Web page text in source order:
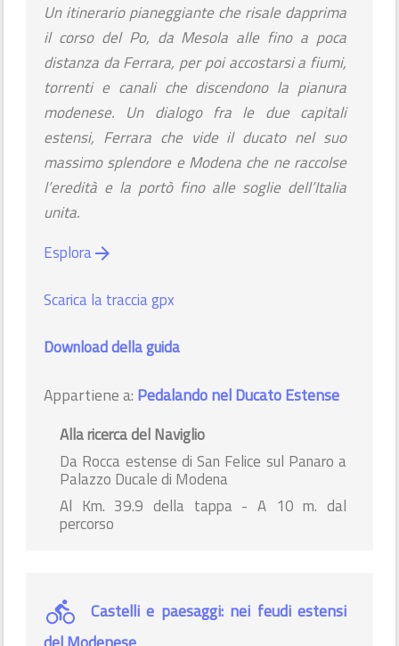
Un itinerario pianeggiante che risale dapprima
il corso del Po, da Mesola alle fino a poca
distanza da Ferrara, per poi accostarsi a fiumi,
torrenti e canali che discendono la pianura
modenese. Un dialogo fra le due capitali
estensi, Ferrara che vide il ducato nel suo
massimo splendore e Modena che ne raccolse
l’eredità e la portò fino alle soglie dell’Italia
unita.
Esploraarrow_forward
Scarica la traccia gpx
Download della guida
Appartiene a: Pedalando nel Ducato Estense
Alla ricerca del Naviglio
Da Rocca estense di San Felice sul Panaro a
Palazzo Ducale di Modena
Al Km. 39.9 della tappa - A 10 m. dal
percorso
Castelli e paesaggi: nei feudi estensi